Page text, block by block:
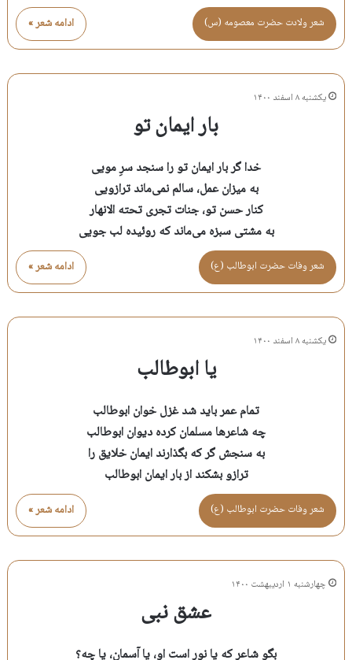
ادامه شعر » شعر ولادت حضرت معصومه (س)
یکشنبه ۸ اسفند ۱۴۰۰
بار ایمان تو
خدا گر بار ایمان تو را سنجد سرِ مویی
به میزان عمل، سالم نمی‌ماند ترازویی
کنار حسن تو، جنات تجری تحته الانهار
به مشتی سبزه می‌ماند که روئیده لب جویی
ادامه شعر » شعر وفات حضرت ابوطالب (ع)
یکشنبه ۸ اسفند ۱۴۰۰
یا ابوطالب
تمام عمر باید شد غزل خوان ابوطالب
چه شاعرها مسلمان کرده دیوان ابوطالب
به سنجش گر که بگذارند ایمان خلایق را
ترازو بشکند از بار ایمان ابوطالب
ادامه شعر » شعر وفات حضرت ابوطالب (ع)
چهارشنبه ۱ اردیبهشت ۱۴۰۰
عشق نبی
بگو شاعر که یا نور است او، یا آسمان، یا چه؟